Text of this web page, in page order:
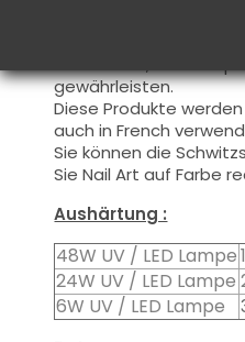
aufgetragen,
ersten Schicht und
gewährleisten.
Diese Produkte
auchin French
Sie können die
Sie Nail Art auf Farbe
Aushärtung :
48W UV / LED Lampe
24W UV / LED Lampe
6W UV / LED Lampe